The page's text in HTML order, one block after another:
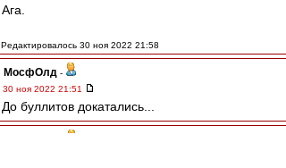
Ага.
Редактировалось 30 ноя 2022 21:58
МосфОлд -
30 ноя 2022 21:51
До буллитов докатались...